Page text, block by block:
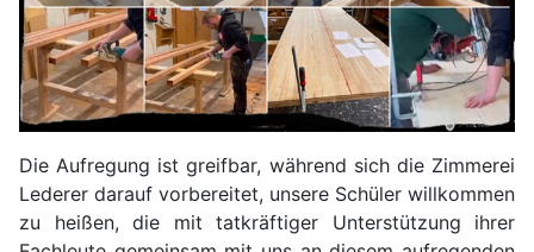
Die Aufregung ist greifbar, während sich die Zimmerei
Lederer darauf vorbereitet, unsere Schüler willkommen
zu heißen, die mit tatkräftiger Unterstützung ihrer